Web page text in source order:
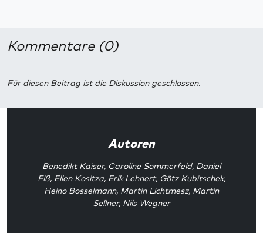
Kommentare (0)
Für diesen Beitrag ist die Diskussion geschlossen.
Autoren
Benedikt Kaiser, Caroline Sommerfeld, Daniel
Fiß, Ellen Kositza, Erik Lehnert, Götz Kubitschek,
Heino Bosselmann, Martin Lichtmesz, Martin
Sellner, Nils Wegner